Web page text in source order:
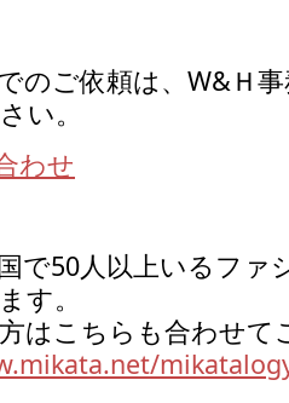
のご依頼は、W&Ｈ
い。
わせ
で50人以上いるファ
す。
はこちらも合わせて